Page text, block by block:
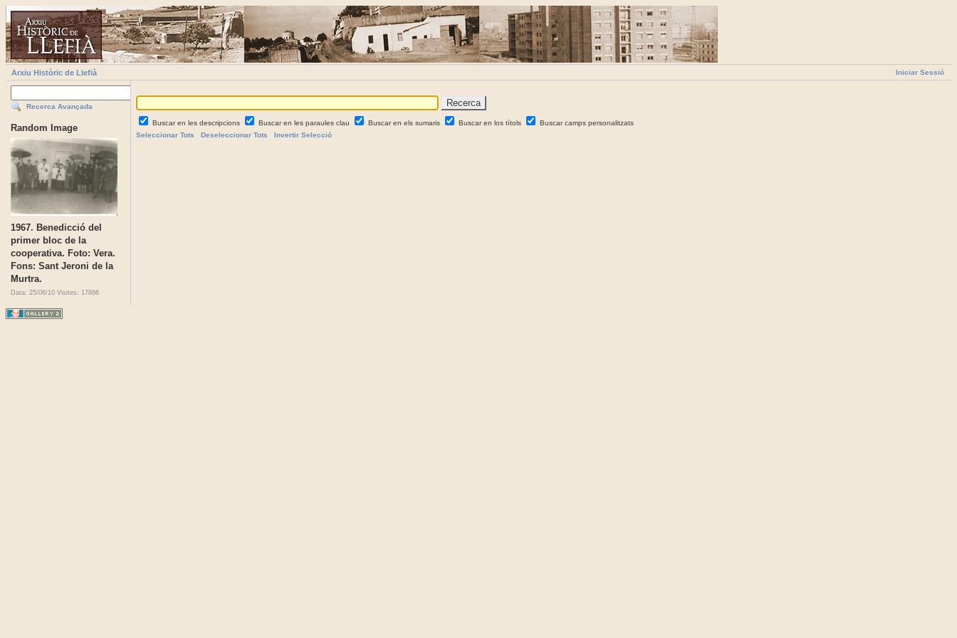
Iniciar Sessió
Arxiu Històric de Llefià
Recerca Avançada
Random Image
1967. Benedicció del
primer bloc de la
cooperativa. Foto: Vera.
Fons: Sant Jeroni de la
Murtra.
Data: 25/06/10 Visites: 17866
Buscar en les descripcions Buscar en les paraules clau Buscar en els sumaris Buscar en los títols
Buscar camps personalitzats
Seleccionar Tots
Deseleccionar Tots Invertir Selecció